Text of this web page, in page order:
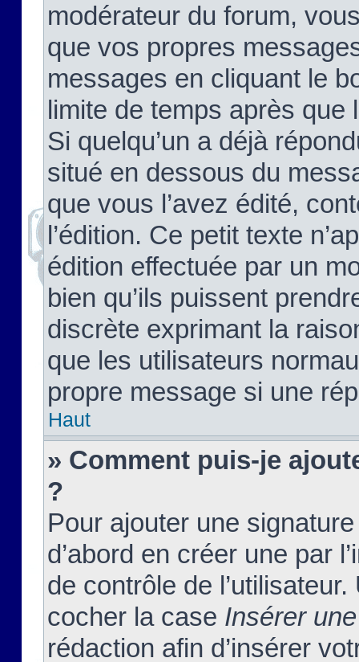
modérateur du forum,
que vos propres
messages en cliquant le
limite de temps après que
Si quelqu’un a déjà
situé en dessous du
que vous l’avez édité,
l’édition. Ce petit texte
édition effectuée par un
bien qu’ils puissent
discrète exprimant la
que les utilisateurs
propre message si une
Haut
» Comment puis-je
?
Pour ajouter une
d’abord en créer une par
de contrôle de
cocher la case Insérer
rédaction afin d’insérer